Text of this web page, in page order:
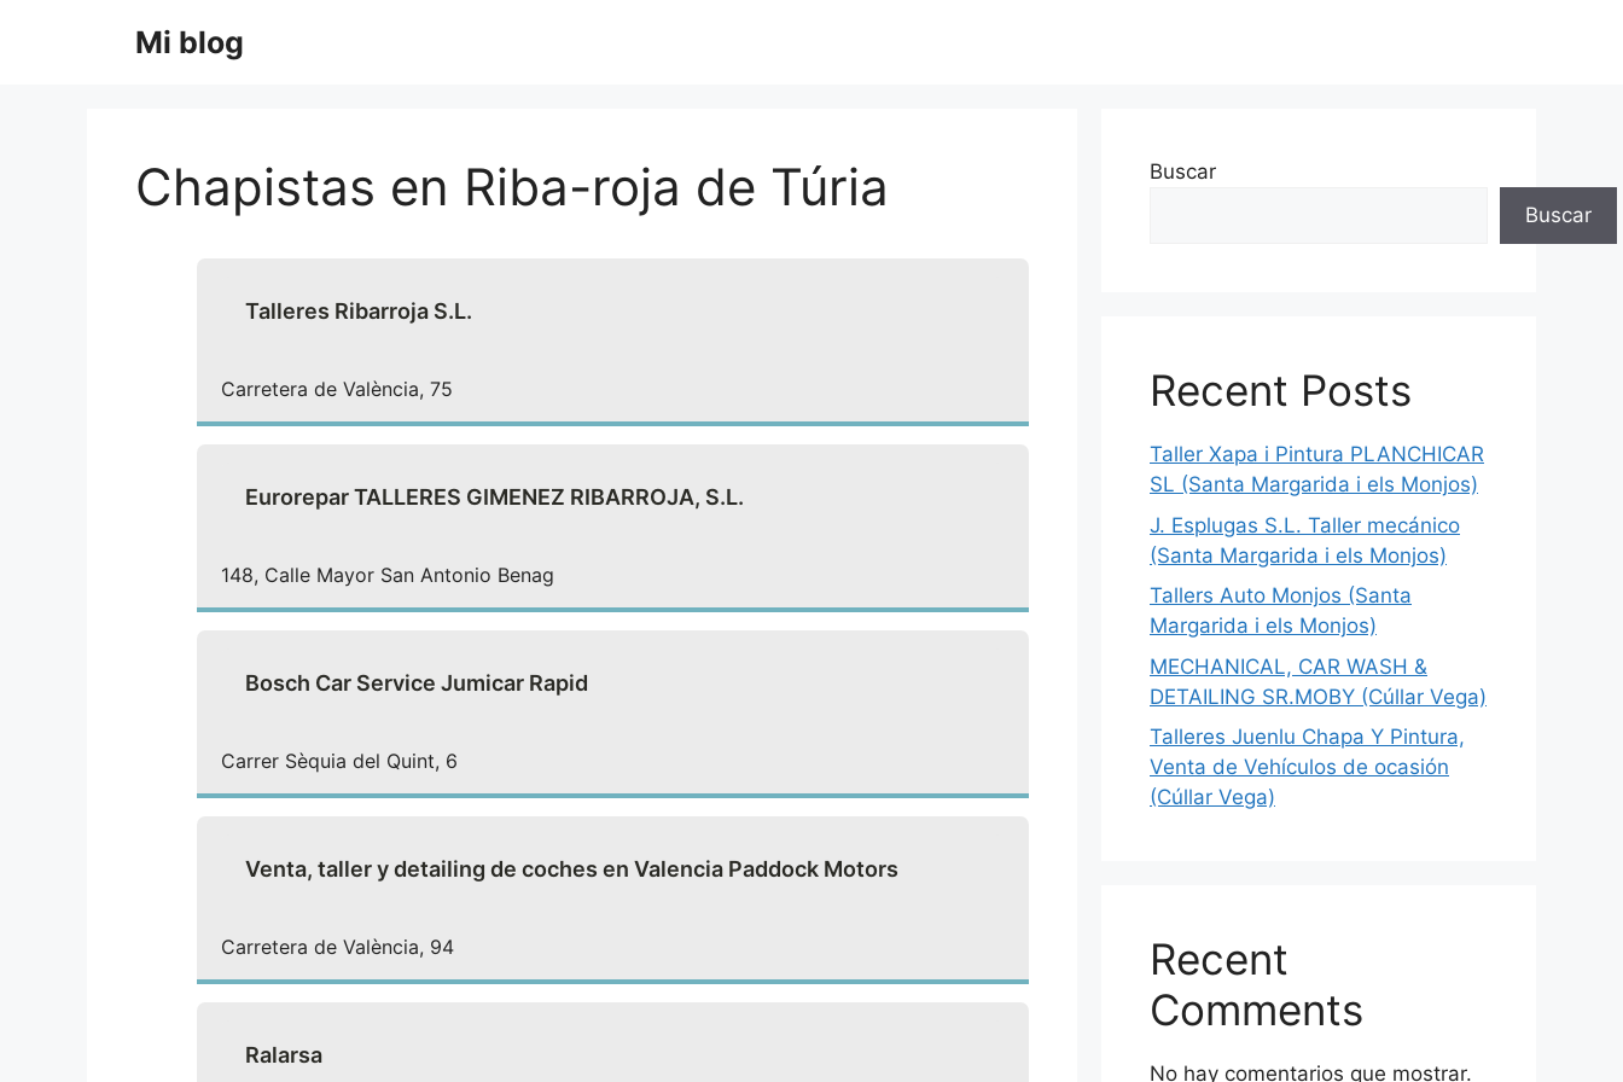
Mi blog
Chapistas en Riba-roja de Túria
Talleres Ribarroja S.L.
Carretera de València, 75
Eurorepar TALLERES GIMENEZ RIBARROJA, S.L.
148, Calle Mayor San Antonio Benag
Bosch Car Service Jumicar Rapid
Carrer Sèquia del Quint, 6
Venta, taller y detailing de coches en Valencia Paddock Motors
Carretera de València, 94
Ralarsa
Buscar
Buscar
Recent Posts
Taller Xapa i Pintura PLANCHICAR
SL (Santa Margarida i els Monjos)
J. Esplugas S.L. Taller mecánico
(Santa Margarida i els Monjos)
Tallers Auto Monjos (Santa
Margarida i els Monjos)
MECHANICAL, CAR WASH &
DETAILING SR.MOBY (Cúllar Vega)
Talleres Juenlu Chapa Y Pintura,
Venta de Vehículos de ocasión
(Cúllar Vega)
Recent
Comments
No hay comentarios que mostrar.